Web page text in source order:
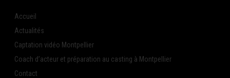
Accueil
Actualités
Captation vidéo Montpellier
Coach d’acteur et préparation au casting à Montpellier
Contact